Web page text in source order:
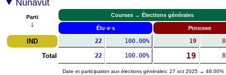
Nunavut
Parti
↓
Courses → Élections générales
Élu·e·s Personne
IND 22 100.00% 19
Total 22 100.00% 19
Date et participation aux élections générales: 27 oct 2025 → 48.00%